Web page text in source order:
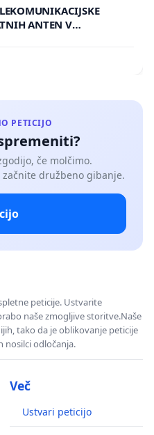
ANTEN V
PETICIJO
če molčimo.
družbeno gibanje.
peticije. Ustvarite
naše zmogljive storitve.Naše
tako da je oblikovanje peticije
nosilci odločanja.
Več
Ustvari peticijo